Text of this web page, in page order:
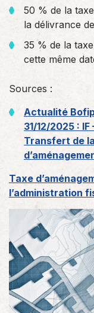
50 % de la
la délivrance
35 % de la
cette même
Sources :
Actualité
31/12/2025 :
Transfert de
Taxe
l’administration